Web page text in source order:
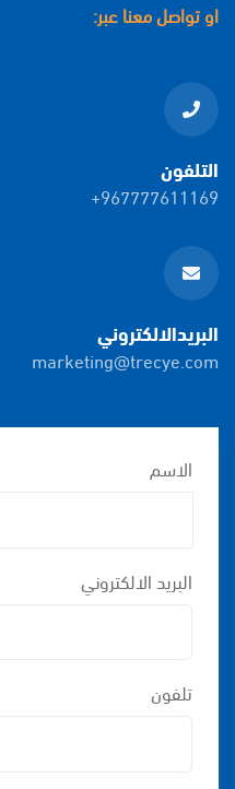
او تواصل معنا عبر:
التلفون
+967777611169
البريدالالكتروني
marketing@trecye.com
الاسم
البريد الالكتروني
تلفون